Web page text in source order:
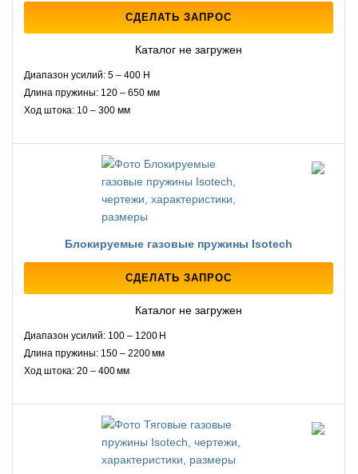
СДЕЛАТЬ ЗАПРОС
Каталог не загружен
Диапазон усилий: 5 – 400 Н
Длина пружины: 120 – 650 мм
Ход штока: 10 – 300 мм
Блокируемые газовые пружины Isotech
СДЕЛАТЬ ЗАПРОС
Каталог не загружен
Диапазон усилий: 100 – 1200 Н
Длина пружины: 150 – 2200 мм
Ход штока: 20 – 400 мм